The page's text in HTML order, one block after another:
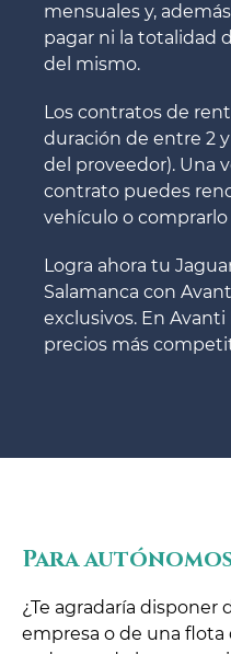
mensuales y,
pagar ni la totalidad
del mismo.
Los contratos de
duración de entre 2
del proveedor). Una
contrato puedes
vehículo o
Logra ahora tu
Salamanca con
exclusivos. En
precios más
Para autónomos
¿Te agradaría disponer
empresa o de una flota